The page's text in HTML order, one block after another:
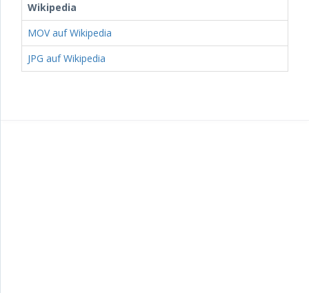
Wikipedia
MOV auf Wikipedia
JPG auf Wikipedia